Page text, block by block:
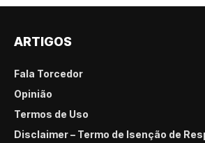
ARTIGOS
Fala Torcedor
Opinião
Termos de Uso
Disclaimer – Termo de Isenção de